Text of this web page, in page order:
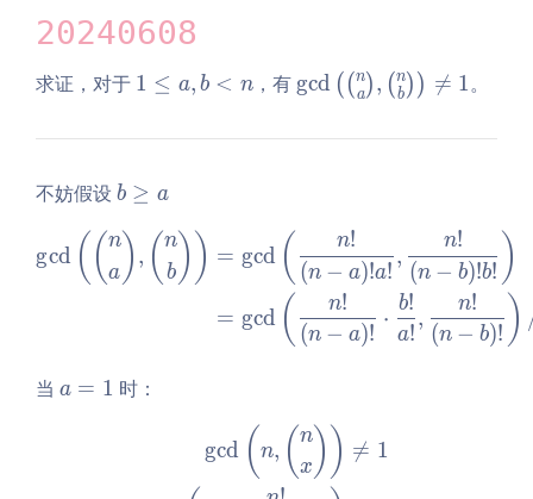
{d
+
ra
{d
_
ra
c1
{2
+
20240608
求证，对于 1
e
a,
<
n
1 ≤ a, b < n，有 \gc
eft
\bi
m
nb
t)
\n
gcd ( (a
n), (b
n) ) 
= 1。
不妨假设 b
eq
a
b ≥ a
\begin{aligned}
gcd (( a
n) , ( b
n )) = gcd ( (n − a)!a!
n!
,
(n − b)!b!
n! )
= gcd ( (n − a)!
n!
⋅
a!
b!
,
(n − b)!
n! )
当 a
a = 1 时：
\begin{aligned}
gcd ( n, ( x
n)) 
= 1